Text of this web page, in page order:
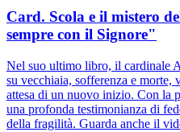
Card. Scola e il mistero
sempre con il Signore"
Nel suo ultimo libro, il cardinale
su vecchiaia, sofferenza e morte,
attesa di un nuovo inizio. Con la
una profonda testimonianza di
della fragilità. Guarda anche il